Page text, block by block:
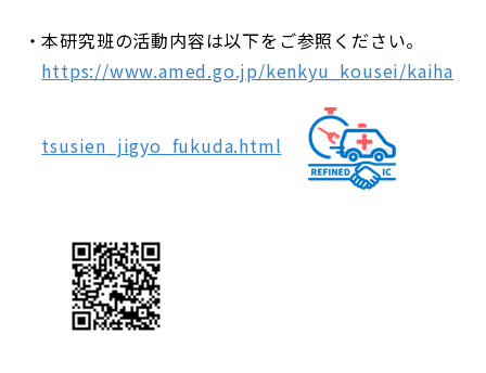
本研究班の活動内容は以下をご参照ください。
https://www.amed.go.jp/kenkyu_kousei/kaiha
tsusien_jigyo_fukuda.html